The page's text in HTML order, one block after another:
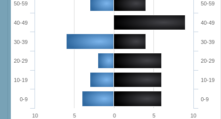
0-9
10-19
20-29
30-39
40-49
50-59
0-9
10-19
20-29
30-39
40-49
50-59
10 0 10
5 5